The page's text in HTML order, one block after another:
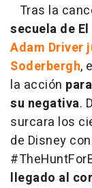
Tras la
secuela de
Adam Driver
Soderbergh,
la acción
su negativa.
surcara los
de Disney
llegado al